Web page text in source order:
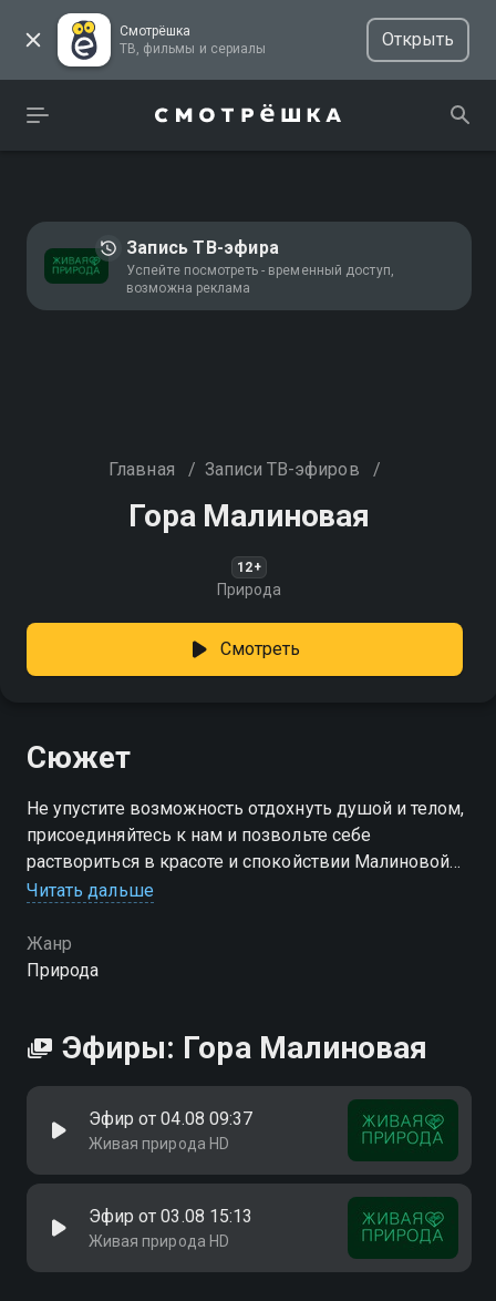
Смотрёшка
ТВ, фильмы и сериалы
Открыть
Запись ТВ-эфира
Успейте посмотреть - временный доступ,
возможна реклама
Главная / Записи ТВ-эфиров /
Гора Малиновая
12+
Природа
Смотреть
Сюжет
Не упустите возможность отдохнуть душой и телом,
присоединяйтесь к нам и позвольте себе
раствориться в красоте и спокойствии Малиновой
горы
Читать дальше
Жанр
Природа
Эфиры: Гора Малиновая
Эфир от 04.08 09:37
Живая природа HD
Эфир от 03.08 15:13
Живая природа HD